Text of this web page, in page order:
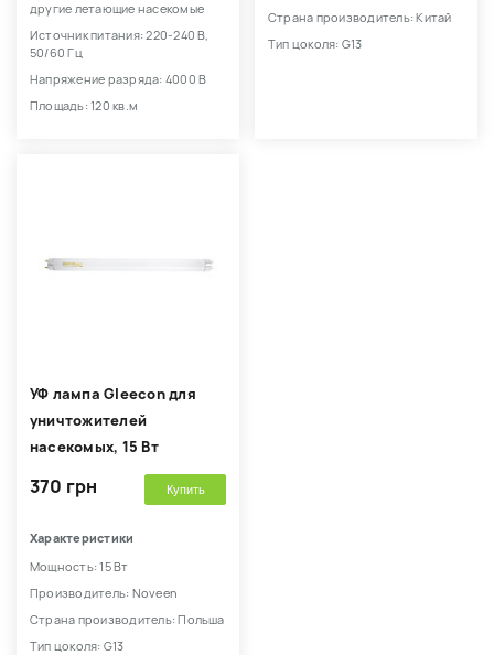
другие летающие насекомые
Источник питания: 220-240 В,
50/60 Гц
Напряжение разряда: 4000 В
Площадь: 120 кв.м
Страна производитель: Китай
Тип цоколя: G13
УФ лампа Gleecon для
уничтожителей
насекомых, 15 Вт
370 грн Купить
Характеристики
Мощность: 15 Вт
Производитель: Noveen
Страна производитель: Польша
Тип цоколя: G13